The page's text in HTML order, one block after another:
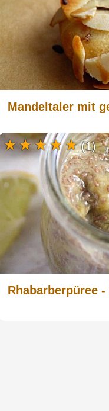
Mandeltaler mit
Rhabarberpüree
(1)